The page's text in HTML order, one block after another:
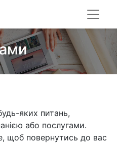
яких питань,
або послугами.
щоб повернутись до вас